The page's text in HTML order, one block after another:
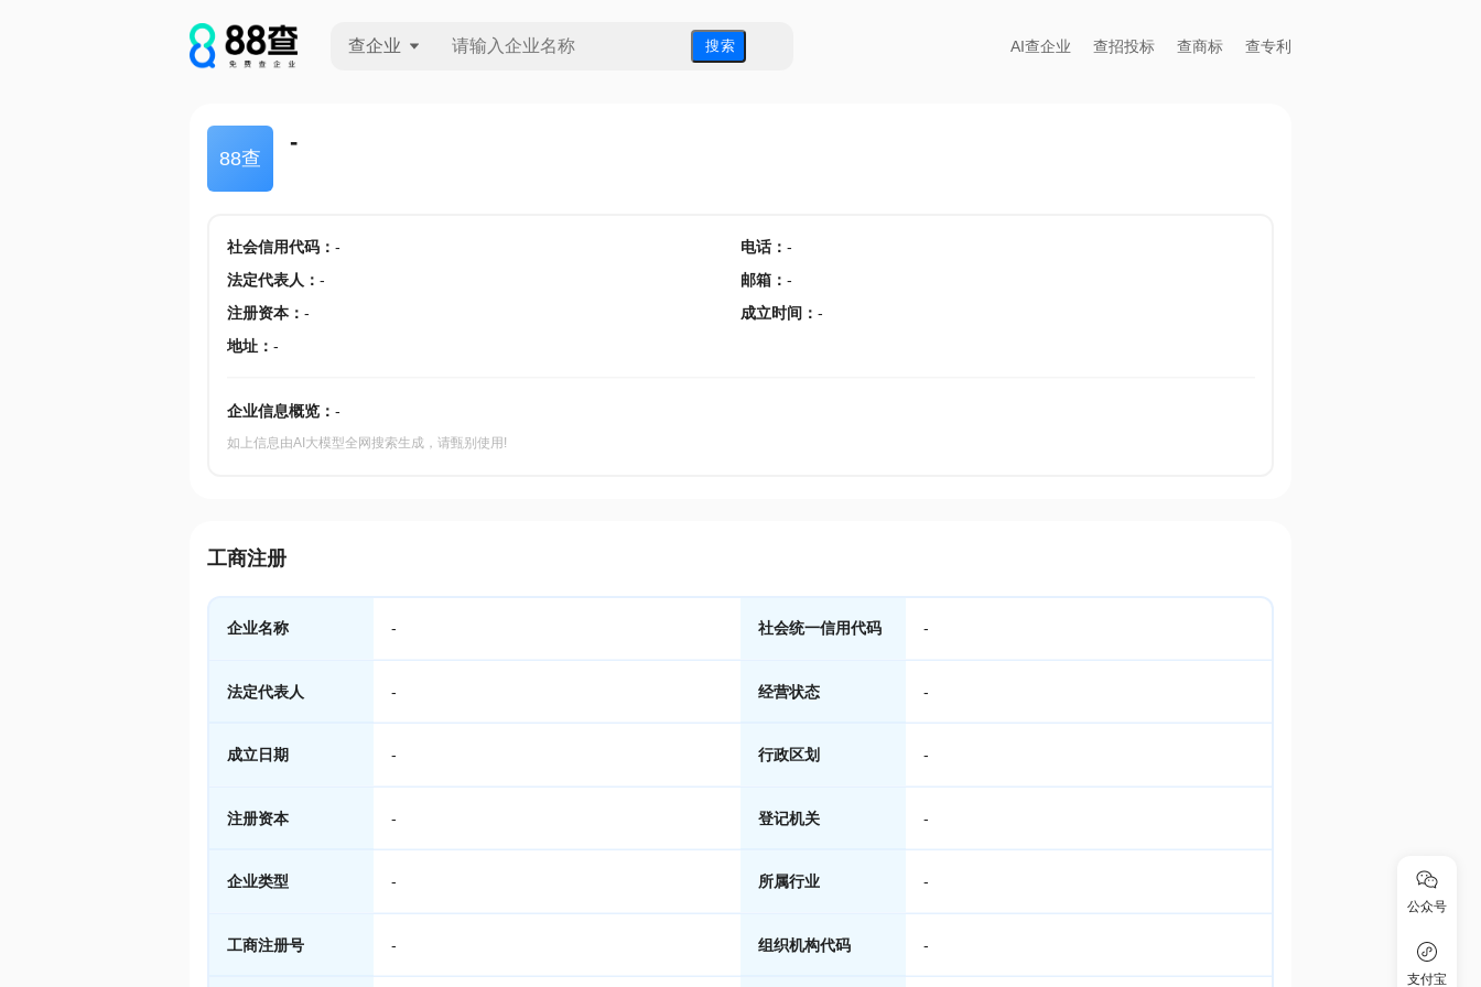
查企业 搜 索 AI查企业 查招投标 查商标 查专利
88查
-
社会信用代码： - 电话： -
法定代表人 ： - 邮箱 ： -
注册资本： - 成立时间 ： -
地址： -
企业信息概览： -
如上信息由AI大模型全网搜索生成，请甄别使用!
工商注册
企业名称 - 社会统一信用代码 -
法定代表人 - 经营状态 -
成立日期 - 行政区划 -
注册资本 - 登记机关 -
企业类型 - 所属行业 -
工商注册号 - 组织机构代码 -
公众号
支付宝